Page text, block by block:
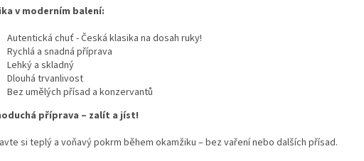
v moderním balení:
Autentická chuť - Česká klasika na dosah ruky!
Rychlá a snadná příprava
Lehký a skladný
Dlouhá trvanlivost
Bez umělých přísad a konzervantů
příprava – zalít a jíst!
si teplý a voňavý pokrm během okamžiku – bez vaření nebo dalších přísad.